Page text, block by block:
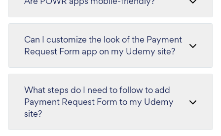
Can I customize the look of the Payment
Request Form app on my Udemy site?
What steps do I need to follow to add
Payment Request Form to my Udemy
site?